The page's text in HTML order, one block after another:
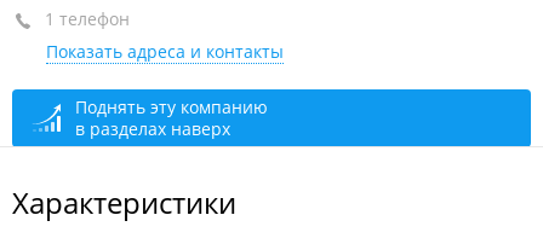
+7 (423) 268-68-10
сегодня закрыто
1 телефон
Показать адреса и контакты
Поднять эту компанию
в разделах наверх
Характеристики